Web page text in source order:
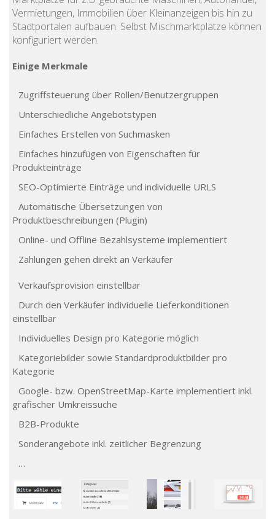
Vermietungen, Immobilien über Kleinanzeigen bis hin zu
Stadtportalen aufbauen. Selbst Mischmarktplätze können
konfiguriert werden.
Einige Merkmale
Zugriffsteuerung über Rollen/Benutzergruppen
Unterschiedliche Angebotstypen
Einfaches Erstellen von Suchmasken
Einfaches hinzufügen von Eigenschaften für
Produkteinträge
SEO-Optimierte Einträge und individuelle URLS
Automatische Übersetzungen von
Produktbeschreibungen (Plugin)
Online- und Offline Bezahlsysteme implementiert
Zahlungen gehen direkt an Verkäufer
Verkaufsprovision einstellbar
Durch den Verkäufer individuelle Lieferkonditionen
einstellbar
Individuelles Design pro Kategorie möglich
Kategoriebilder sowie Standardproduktbilder pro
Kategorie
Google- bzw. OpenStreetMap-Karte implementiert inkl.
grafischer Umkreissuche
B2B-Produkte
Sonderangebote inkl. zeitlicher Begrenzung
…